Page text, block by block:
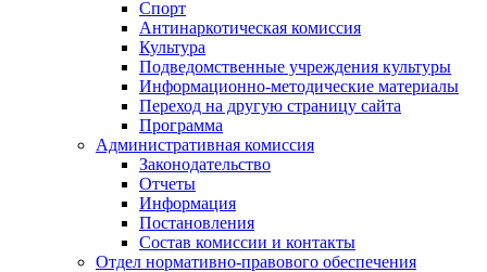
Спорт
Антинаркотическая комиссия
Культура
Подведомственные учреждения культуры
Информационно-методические материалы
Переход на другую страницу сайта
Программа
Административная комиссия
Законодательство
Отчеты
Информация
Постановления
Состав комиссии и контакты
Отдел нормативно-правового обеспечения